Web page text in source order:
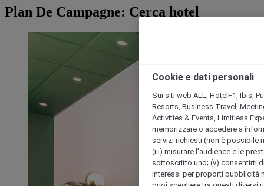
Plan De Campagne: Cerca hotel
Cookie e dati personali
Sui siti web ALL, HotelF1, Ibis,
Resorts, Business Travel,
Activities & Events, Limitless
memorizzare o accedere a
servizi richiesti (non è possibile
(iii) misurare l'audience e le
sottoscritto uno; (v) consentirti
interessi per proporti pubblicità